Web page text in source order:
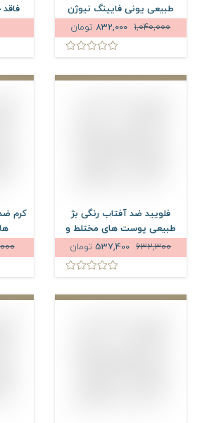
طبیعی یونی فایینگ نیوژن
آردن سولاریس SPF50 حجم
75 میلی لیتر
1,040,000 تومان
فلویید ضد آفتاب رنگی بژ
طبیعی پوست های مختلط و
چرب راکوتن SPF50 حجم 50
میلی لیتر
632,300 تومان
کرم